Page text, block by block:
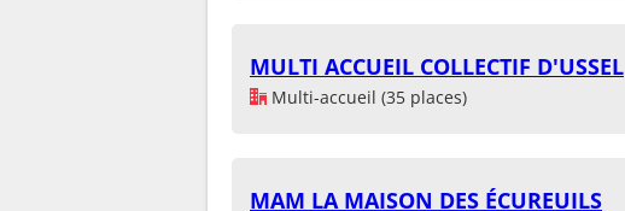
MULTI ACCUEIL COLLECTIF D'USSEL
Multi-accueil (35 places)
MAM LA MAISON DES ÉCUREUILS